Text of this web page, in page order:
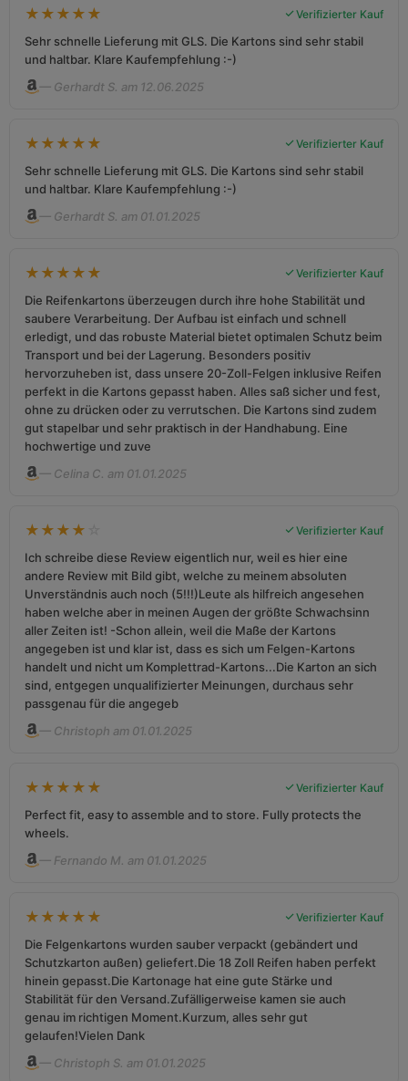
★ ★ ★ ★ ★ Verifizierter Kauf
Sehr schnelle Lieferung mit GLS. Die Kartons sind sehr stabil
und haltbar. Klare Kaufempfehlung :-)
— Gerhardt S. am 12.06.2025
★ ★ ★ ★ ★ Verifizierter Kauf
Sehr schnelle Lieferung mit GLS. Die Kartons sind sehr stabil
und haltbar. Klare Kaufempfehlung :-)
— Gerhardt S. am 01.01.2025
★ ★ ★ ★ ★ Verifizierter Kauf
Die Reifenkartons überzeugen durch ihre hohe Stabilität und
saubere Verarbeitung. Der Aufbau ist einfach und schnell
erledigt, und das robuste Material bietet optimalen Schutz beim
Transport und bei der Lagerung. Besonders positiv
hervorzuheben ist, dass unsere 20-Zoll-Felgen inklusive Reifen
perfekt in die Kartons gepasst haben. Alles saß sicher und fest,
ohne zu drücken oder zu verrutschen. Die Kartons sind zudem
gut stapelbar und sehr praktisch in der Handhabung. Eine
hochwertige und zuve
— Celina C. am 01.01.2025
★ ★ ★ ★ Verifizierter Kauf
Ich schreibe diese Review eigentlich nur, weil es hier eine
andere Review mit Bild gibt, welche zu meinem absoluten
Unverständnis auch noch (5!!!)Leute als hilfreich angesehen
haben welche aber in meinen Augen der größte Schwachsinn
aller Zeiten ist! -Schon allein, weil die Maße der Kartons
angegeben ist und klar ist, dass es sich um Felgen-Kartons
handelt und nicht um Komplettrad-Kartons...Die Karton an sich
sind, entgegen unqualifizierter Meinungen, durchaus sehr
passgenau für die angegeb
— Christoph am 01.01.2025
★ ★ ★ ★ ★ Verifizierter Kauf
Perfect fit, easy to assemble and to store. Fully protects the
wheels.
— Fernando M. am 01.01.2025
★ ★ ★ ★ ★ Verifizierter Kauf
Die Felgenkartons wurden sauber verpackt (gebändert und
Schutzkarton außen) geliefert.Die 18 Zoll Reifen haben perfekt
hinein gepasst.Die Kartonage hat eine gute Stärke und
Stabilität für den Versand.Zufälligerweise kamen sie auch
genau im richtigen Moment.Kurzum, alles sehr gut
gelaufen!Vielen Dank
— Christoph S. am 01.01.2025